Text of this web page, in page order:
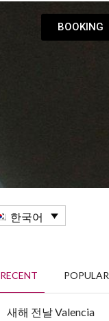
BOOKING
한국어
RECENT POPULAR
새해 전날 Valencia